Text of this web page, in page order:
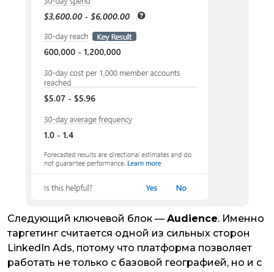
Следующий ключевой блок — Audience. Именно
таргетинг считается одной из сильных сторон
LinkedIn Ads, потому что платформа позволяет
работать не только с базовой географией, но и с